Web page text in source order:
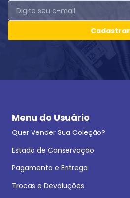
Cadastrar
Menu do Usuário
Quer Vender Sua Coleção?
Estado de Conservação
Pagamento e Entrega
Trocas e Devoluções